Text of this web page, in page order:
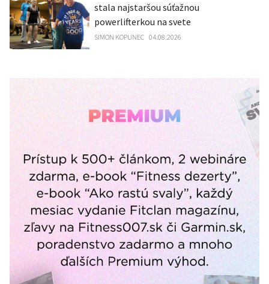
stala najstaršou súťažnou
powerlifterkou na svete
SIMON KOPUNEC 04.08.2026